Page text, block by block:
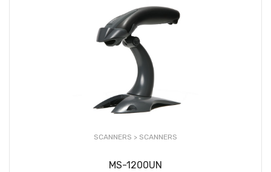
SCANNERS > SCANNERS
MS-1200UN